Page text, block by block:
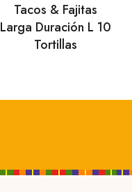
Tacos & Fajitas
Larga Duración L 10
Tortillas